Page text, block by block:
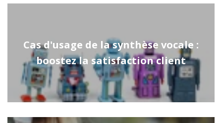
Cas d'usage de la synthèse vocale :
boostez la satisfaction client